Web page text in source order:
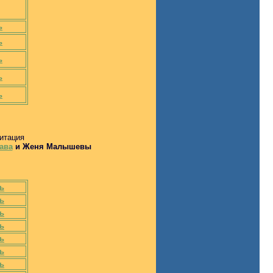
и Женя Малышевы